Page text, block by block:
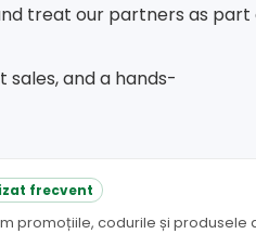
treat our partners as part
and a hands-
frecvent
promoțiile, codurile și produsele